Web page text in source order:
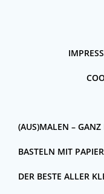
(AUS)MALEN –
BASTELN MIT PAPIER
DER BESTE ALLER